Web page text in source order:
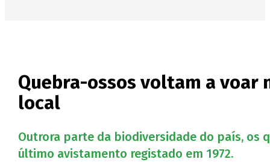
Quebra-ossos voltam a voar
local
Outrora parte da biodiversidade do país, os
último avistamento registado em 1972.